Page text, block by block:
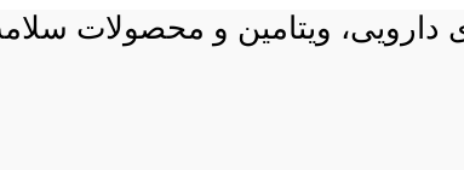
دارویی، ویتامین و محصولات